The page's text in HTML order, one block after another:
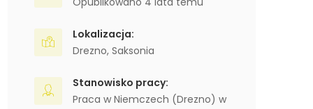
Lokalizacja:
Drezno, Saksonia
Stanowisko pracy:
Praca w Niemczech (Drezno) w